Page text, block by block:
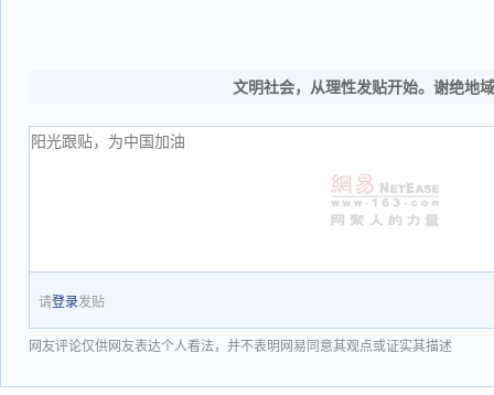
文明社会，从理性发贴开始。谢绝地
请登录发贴
网友评论仅供网友表达个人看法，并不表明网易同意其观点或证实其描述